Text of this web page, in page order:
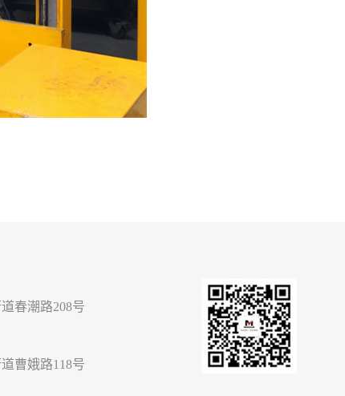
春潮路208号
曹娥路118号